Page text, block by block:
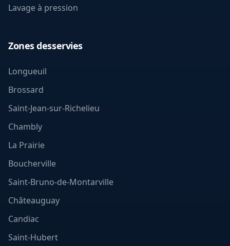
Lavage à pression
Zones desservies
Longueuil
Brossard
Saint-Jean-sur-Richelieu
Chambly, Lavage de vitres
La Prairie, Lavage de vitres
Boucherville, Lavage de vitres
Saint-Bruno-de-Montarville, Lavage de vitres
Châteauguay, Lavage de vitres
Candiac
Saint-Hubert, Lavage de vitres